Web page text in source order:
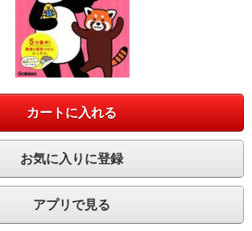
カートに入れる
お気に入りに登録
アプリで見る